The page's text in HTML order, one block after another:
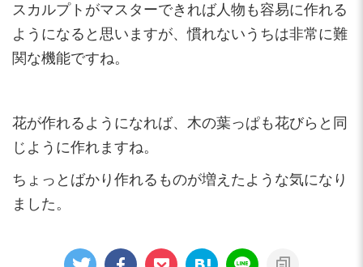
スカルプトがマスターできれば人物も容易に作れる
ようになると思いますが、慣れないうちは非常に難
関な機能ですね。
花が作れるようになれば、木の葉っぱも花びらと同
じように作れますね。
ちょっとばかり作れるものが増えたような気になり
ました。